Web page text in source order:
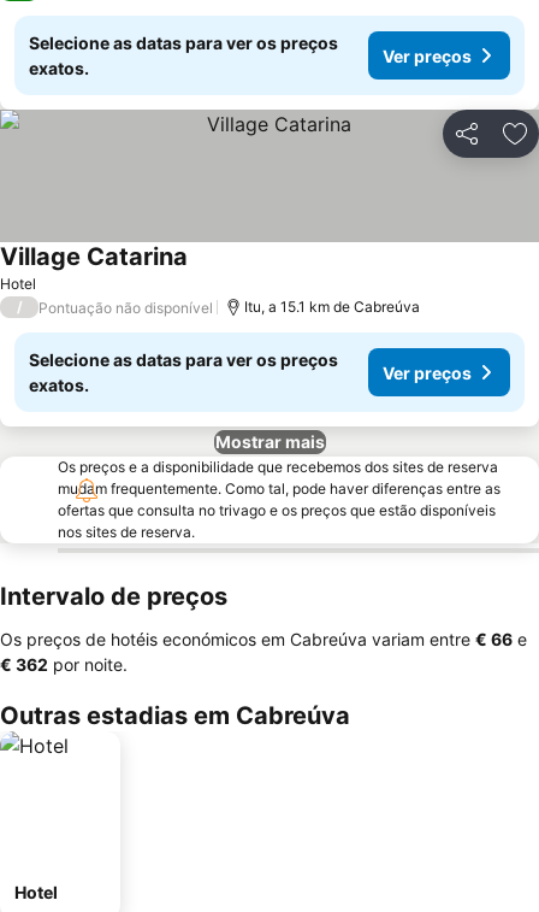
Selecione as datas para ver os preços
exatos.
Ver preços
Partilhar
Hotel
Village Catarina
/ Pontuação não disponível Itu, a 15.1 km de Cabreúva
Selecione as datas para ver os preços
exatos.
Ver preços
Mostrar mais
Os preços e a disponibilidade que recebemos dos sites de reserva
mudam frequentemente. Como tal, pode haver diferenças entre as
ofertas que consulta no trivago e os preços que estão disponíveis
nos sites de reserva.
Intervalo de preços
Os preços de hotéis económicos em Cabreúva variam entre ‎€ 66 e
‎€ 362 por noite.
Outras estadias em Cabreúva
Hotel